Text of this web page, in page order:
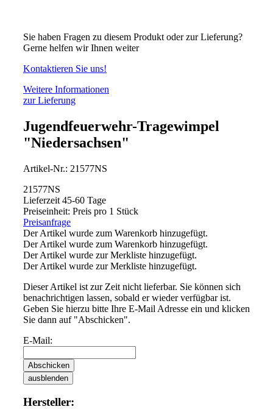
Sie haben Fragen zu diesem Produkt oder zur Lieferung?
Gerne helfen wir Ihnen weiter
Kontaktieren Sie uns!
Weitere Informationen
zur Lieferung
Jugendfeuerwehr-Tragewimpel
"Niedersachsen"
Artikel-Nr.: 21577NS
21577NS
Lieferzeit 45-60 Tage
Preiseinheit: Preis pro 1 Stück
Preisanfrage
Der Artikel wurde zum Warenkorb hinzugefügt.
Der Artikel wurde zum Warenkorb hinzugefügt.
Der Artikel wurde zur Merkliste hinzugefügt.
Der Artikel wurde zur Merkliste hinzugefügt.
Dieser Artikel ist zur Zeit nicht lieferbar. Sie können sich
benachrichtigen lassen, sobald er wieder verfügbar ist.
Geben Sie hierzu bitte Ihre E-Mail Adresse ein und klicken
Sie dann auf "Abschicken".
E-Mail:
Abschicken
ausblenden
Hersteller: